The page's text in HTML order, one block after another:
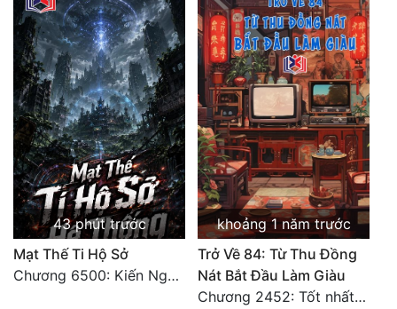
43 phút trước
Mạt Thế Ti Hộ Sở
Chương 6500: Kiến Nghị Của Vân Lục
khoảng 1 năm trước
Trở Về 84: Từ Thu Đồng
Nát Bắt Đầu Làm Giàu
Chương 2452: Tốt nhất tất cả